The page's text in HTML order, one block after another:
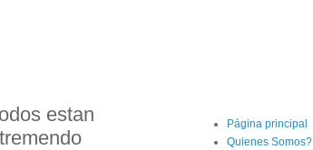
estan
Página principal
Quienes Somos?